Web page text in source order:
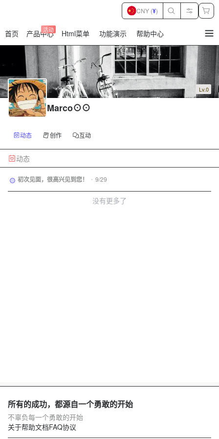
首页 产品中心
活动 Html菜单 功能演示 帮助中心
CNY (¥)
Lv.0
Marco⊙⊙
动态 创作 互动
动态
初次见面，很高兴见到您！ • 9/29
没有更多了
所有的成功，都源自一个勇敢的开始
不辜负每一个勇敢的开始
关于帮助文档FAQ协议